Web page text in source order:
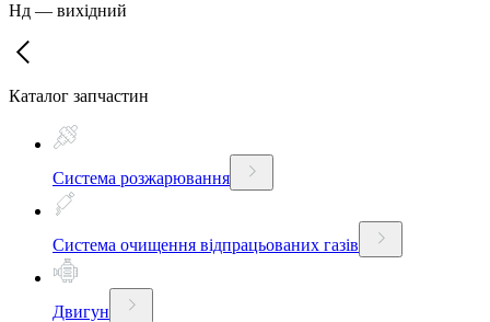
Нд — вихідний
Каталог запчастин
Система розжарювання
Система очищення відпрацьованих газів
Двигун